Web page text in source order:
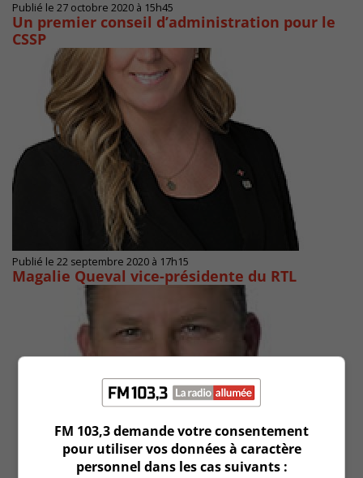
Publié le 27 octobre 2020 à 15h45
Un premier conseil d’administration pour le
CSSP
Publié le 22 septembre 2020 à 17h15
Magalie Queval vice-présidente du RTL
FM 103,3 demande votre consentement
pour utiliser vos données à caractère
personnel dans les cas suivants :